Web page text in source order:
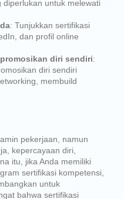
diperlukan untuk melewati
: Tunjukkan sertifikasi
dan profil online
diri sendiri:
diri sendiri
membuild
pekerjaan, namun
kepercayaan diri,
itu, jika Anda memiliki
sertifikasi kompetensi,
untuk
bahwa sertifikasi